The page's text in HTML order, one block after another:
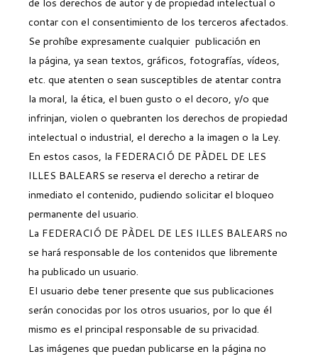
contar con el consentimiento de los terceros afectados.
Se prohíbe expresamente cualquier publicación en
la página, ya sean textos, gráficos, fotografías, vídeos,
etc. que atenten o sean susceptibles de atentar contra
la moral, la ética, el buen gusto o el decoro, y/o que
infrinjan, violen o quebranten los derechos de propiedad
intelectual o industrial, el derecho a la imagen o la Ley.
En estos casos, la FEDERACIÓ DE PÀDEL DE LES
ILLES BALEARS se reserva el derecho a retirar de
inmediato el contenido, pudiendo solicitar el bloqueo
permanente del usuario.
La FEDERACIÓ DE PÀDEL DE LES ILLES BALEARS no
se hará responsable de los contenidos que libremente
ha publicado un usuario.
El usuario debe tener presente que sus publicaciones
serán conocidas por los otros usuarios, por lo que él
mismo es el principal responsable de su privacidad.
Las imágenes que puedan publicarse en la página no